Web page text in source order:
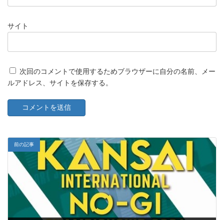
サイト
次回のコメントで使用するためブラウザーに自分の名前、メー
ルアドレス、サイトを保存する。
前の記事